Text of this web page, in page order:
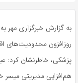
به گزارش خبرگزاری مهر
روزافزون محدودیت‌های
پزشکی، خاطرنشان کرد:
هم‌افزایی مدیریتی میسر